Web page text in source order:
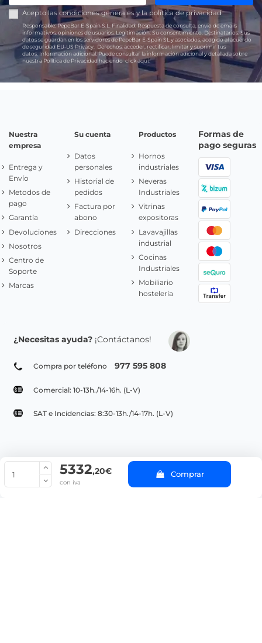
5332,20€
con iva
Comprar
Acepto las condiciones generales y lapolítica de privacidad
Responsable:PepeBar E-Spain S.L. Finalidad: Respuesta de consulta, envío de emails
informativos, opiniones de usuarios. Legitimación: Su consentimiento. Destinatarios: Sus
datos se guardan en los servidores de PepeBar E-Spain SL y asociados, acogido al acuerdo
de seguridad EU-US Privacy.
Derechos: acceder, rectificar, limitar y suprimir tus
datos. Información adicional:Puede consultar la información adicional y detallada sobre
nuestra Política de Privacidad haciendoclick aquí.
Nuestra
empresa
Entrega y
Envío
Metodos de
pago
Garantía
Devoluciones
Nosotros
Centro de
Soporte
Marcas
Su cuenta
Datos
personales
Historial de
pedidos
Factura por
abono
Direcciones
Productos
Hornos
industriales
Neveras
Industriales
Vitrinas
expositoras
Lavavajillas
industrial
Cocinas
Industriales
Mobiliario
hostelería
Formas de
pago seguras
¿Necesitas ayuda? ¡Contáctanos!
Compra por teléfono 977 595 808
Comercial: 10-13h./14-16h. (L-V)
SAT e Incidencias: 8:30-13h./14-17h. (L-V)
© Copyright 2022 PepeBar.com | Política de cookies |
Aviso legal y
Condiciones generales de compra |